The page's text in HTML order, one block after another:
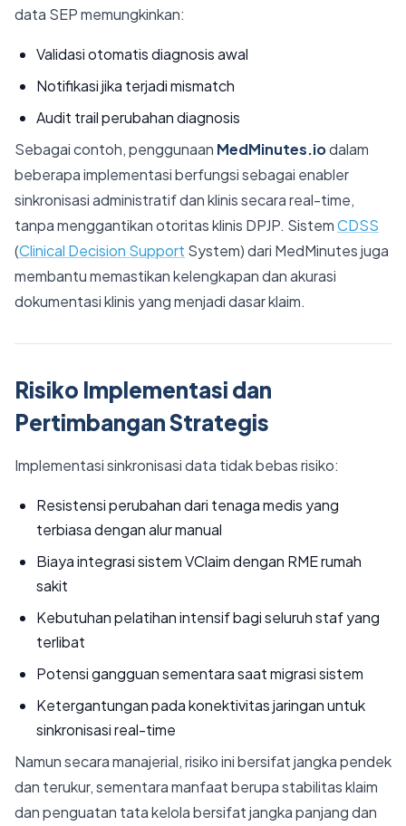
data SEP memungkinkan:
Validasi otomatis diagnosis awal
Notifikasi jika terjadi mismatch
Audit trail perubahan diagnosis
Sebagai contoh, penggunaan MedMinutes.iodalam
beberapa implementasi berfungsi sebagai enabler
sinkronisasi administratif dan klinis secara real-time,
tanpa menggantikan otoritas klinis DPJP. SistemCDSS
(Clinical Decision Support System) dari MedMinutes juga
membantu memastikan kelengkapan dan akurasi
dokumentasi klinis yang menjadi dasar klaim.
Risiko Implementasi dan
Pertimbangan Strategis
Implementasi sinkronisasi data tidak bebas risiko:
Resistensi perubahan dari tenaga medis yang
terbiasa dengan alur manual
Biaya integrasi sistem VClaim dengan RME rumah
sakit
Kebutuhan pelatihan intensif bagi seluruh staf yang
terlibat
Potensi gangguan sementara saat migrasi sistem
Ketergantungan pada konektivitas jaringan untuk
sinkronisasi real-time
Namun secara manajerial, risiko ini bersifat jangka pendek
dan terukur, sementara manfaat berupa stabilitas klaim
dan penguatan tata kelola bersifat jangka panjang dan